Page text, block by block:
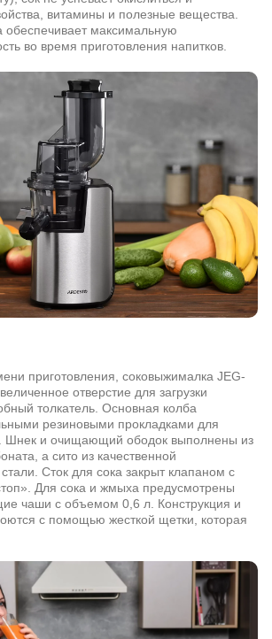
витамины и полезные вещества.
обеспечивает максимальную
во время приготовления напитков.
приготовления, соковыжималка JEG-
отверстие для загрузки
толкатель. Основная колба
резиновыми прокладками для
Шнек и очищающий ободок выполнены из
а сито из качественной
Сток для сока закрыт клапаном с
Для сока и жмыха предусмотрены
чаши с объемом 0,6 л. Конструкция и
с помощью жесткой щетки, которая